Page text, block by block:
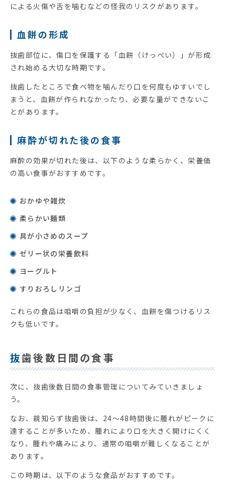
による火傷や舌を噛むなどの怪我のリスクがあります。
血餅の形成
抜歯部位に、傷口を保護する「血餅（けっぺい）」が形成
され始める大切な時期です。
抜歯したところで食べ物を噛んだり口を何度もゆすいでし
まうと、血餅が作られなかったり、必要な量ができないこ
とがあります。
麻酔が切れた後の食事
麻酔の効果が切れた後は、以下のような柔らかく、栄養価
の高い食事がおすすめです。
おかゆや雑炊
柔らかい麺類
具が小さめのスープ
ゼリー状の栄養飲料
ヨーグルト
すりおろしリンゴ
これらの食品は咀嚼の負担が少なく、血餅を傷つけるリス
クも低いです。
抜歯後数日間の食事
次に、抜歯後数日間の食事管理についてみていきましょ
う。
なお、親知らず抜歯後は、24～48時間後に腫れがピークに
達することが多いため、腫れにより口を大きく開けにくく
なり、腫れや痛みにより、通常の咀嚼が難しくなることが
あります。
この時期は、以下のような食品がおすすめです。